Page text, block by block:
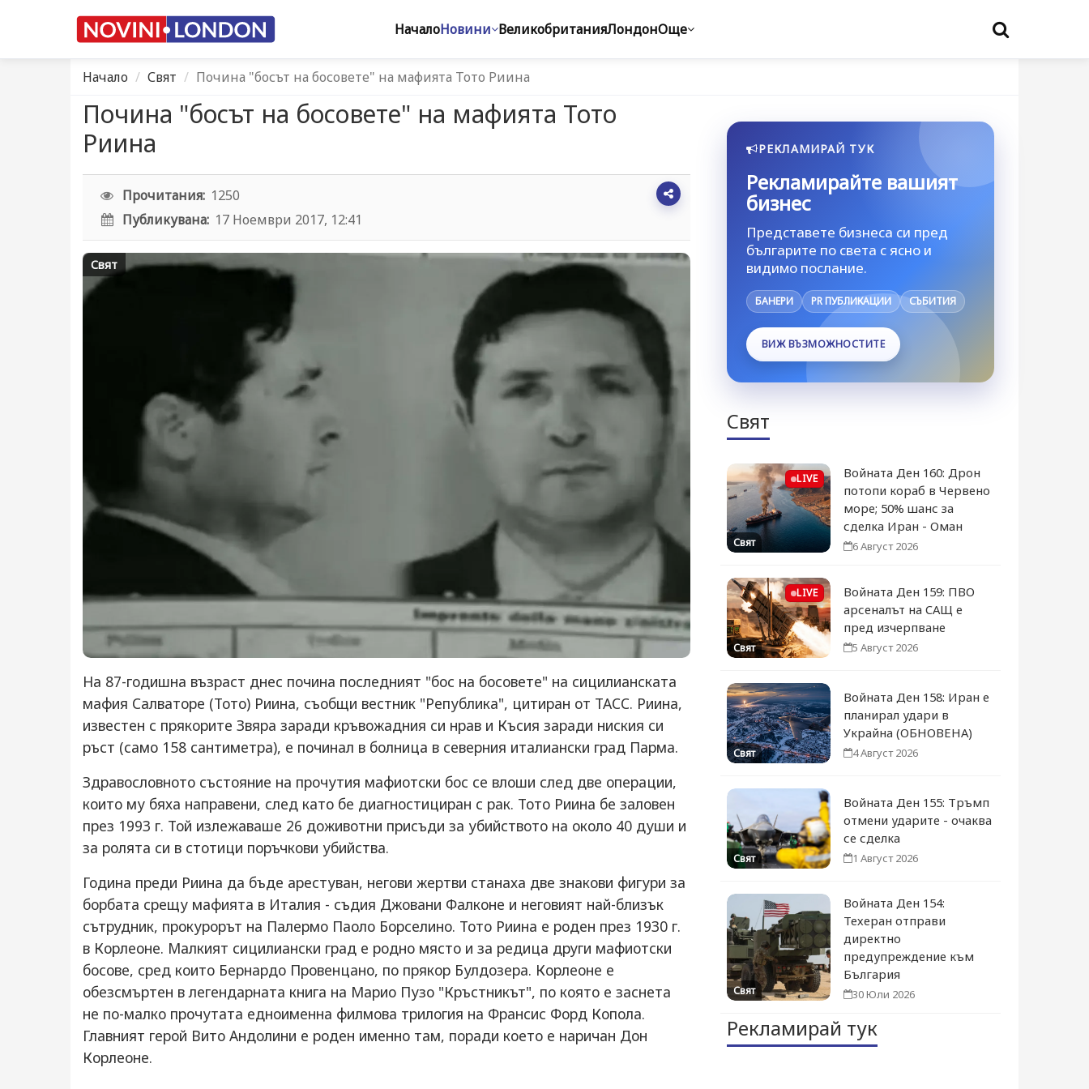
НачалоНовини ВеликобританияЛондонОще
Начало Свят Почина "босът на босовете" на мафията Тото Риина
Почина "босът на босовете" на мафията Тото
Риина
Прочитания: 1250
Публикувана: 17 Ноември 2017, 12:41
Свят
На 87-годишна възраст днес почина последният "бос на босовете" на сицилианската
мафия Салваторе (Тото) Риина, съобщи вестник "Република", цитиран от ТАСС. Риина,
известен с прякорите Звяра заради кръвожадния си нрав и Късия заради ниския си
ръст (само 158 сантиметра), е починал в болница в северния италиански град Парма.
Здравословното състояние на прочутия мафиотски бос се влоши след две операции,
които му бяха направени, след като бе диагностициран с рак. Тото Риина бе заловен
през 1993 г. Той излежаваше 26 доживотни присъди за убийството на около 40 души и
за ролята си в стотици поръчкови убийства.
Година преди Риина да бъде арестуван, негови жертви станаха две знакови фигури за
борбата срещу мафията в Италия - съдия Джовани Фалконе и неговият най-близък
сътрудник, прокурорът на Палермо Паоло Борселино. Тото Риина е роден през 1930 г.
в Корлеоне. Малкият сицилиански град е родно място и за редица други мафиотски
босове, сред които Бернардо Провенцано, по прякор Булдозера. Корлеоне е
обезсмъртен в легендарната книга на Марио Пузо "Кръстникът", по която е заснета
не по-малко прочутата едноименна филмова трилогия на Франсис Форд Копола.
Главният герой Вито Андолини е роден именно там, поради което е наричан Дон
Корлеоне.
РЕКЛАМИРАЙ ТУК
Рекламирайте вашият
бизнес
Представете бизнеса си пред
българите по света с ясно и
видимо послание.
БАНЕРИ PR ПУБЛИКАЦИИ СЪБИТИЯ
ВИЖ ВЪЗМОЖНОСТИТЕ
Свят
LIVE
Свят
Войната Ден 160: Дрон
потопи кораб в Червено
море; 50% шанс за
сделка Иран - Оман
6 Август 2026
LIVE
Свят
Войната Ден 159: ПВО
арсеналът на САЩ е
пред изчерпване
5 Август 2026
Свят
Войната Ден 158: Иран е
планирал удари в
Украйна (ОБНОВЕНА)
4 Август 2026
Свят
Войната Ден 155: Тръмп
отмени ударите - очаква
се сделка
1 Август 2026
Свят
Войната Ден 154:
Техеран отправи
директно
предупреждение към
България
30 Юли 2026
Рекламирай тук